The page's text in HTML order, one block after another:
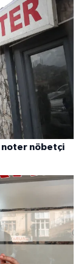
noter nöbetçi